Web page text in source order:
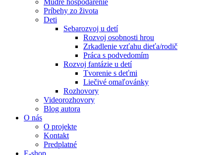
Múdre hospodárenie
Príbehy zo života
Deti
Sebarozvoj u detí
Rozvoj osobnosti hrou
Zrkadlenie vzťahu dieťa/rodič
Práca s podvedomím
Rozvoj fantázie u detí
Tvorenie s deťmi
Liečivé omaľovánky
Rozhovory
Videorozhovory
Blog autora
O nás
O projekte
Kontakt
Predplatné